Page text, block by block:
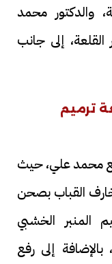
والدكتور محمد
إلى جانب
ترميم
محمد علي، حيث
القباب بصحن
المنبر الخشبي
إلى رفع